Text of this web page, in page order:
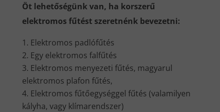
Öt lehetőségünk van, ha korszerű
elektromos fűtést szeretnénk bevezetni:
Elektromos padlófűtés
Egy elektromos falfűtés
Elektromos menyezeti fűtés, magyarul
elektromos plafon fűtés,
Elektromos fűtőegységgel fűtés (valamilyen
kályha, vagy klímarendszer)